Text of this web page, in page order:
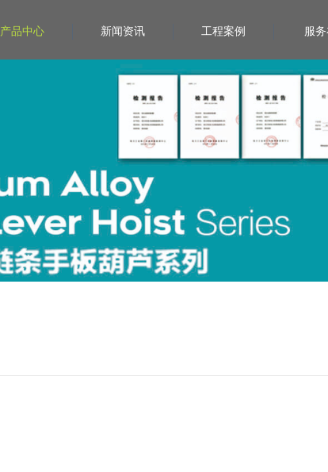
产品中心 新闻资讯 工程案例 服